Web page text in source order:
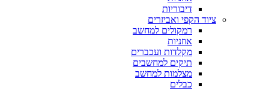
דיבוריות
ציוד הקפי ואביזרים
רמקולים למחשב
אוזניות
מקלדות ועכברים
תיקים למחשבים
מצלמות למחשב
כבלים